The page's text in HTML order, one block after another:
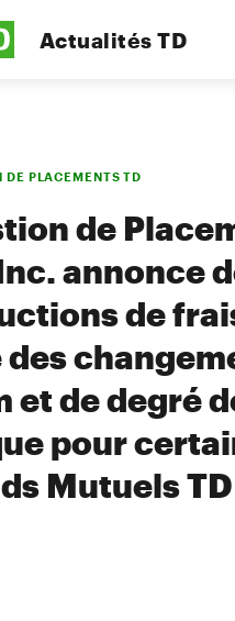
Actualités TD
DE PLACEMENTS TD
de
annonce
de
des
et de degré
pour
Mutuels TD